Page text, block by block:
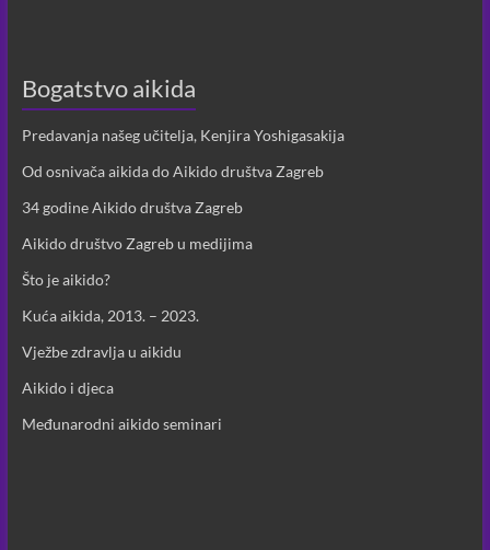
Bogatstvo aikida
Predavanja našeg učitelja, Kenjira Yoshigasakija
Od osnivača aikida do Aikido društva Zagreb
34 godine Aikido društva Zagreb
Aikido društvo Zagreb u medijima
Što je aikido?
Kuća aikida, 2013. – 2023.
Vježbe zdravlja u aikidu
Aikido i djeca
Međunarodni aikido seminari